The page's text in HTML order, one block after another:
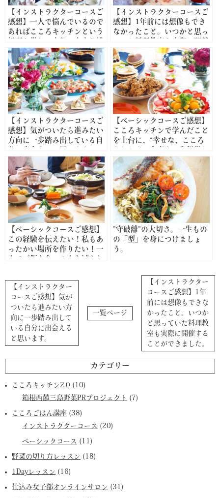
【インストラクターコースご
感想】一人で悩んでいるので
あればこころキッチンという
いてみてください
【インストラクターコースご
感想】1年前には想像もでき
なかったこと。いつかと思っ
することができました。
【インストラクターコースご
感想】気がついたら進みたい
方向に一歩踏み出している自
【ベーシックコースご感想】
こころキッチンで学んだこと
を土台に、“幸せな、こころ
たい”と本気で思います。
【ベーシックコースご感想】
この経験を伝えたい！私もあ
ったかい場所を作りたい！一
きました。
”守破離”の大切さ。一生もの
の「型」を身につけましょ
う。
【インストラクター
コースご感想】気が
ついたら進みたい方
向に一歩踏み出して
いる自分に出会える
と思います。
一覧ページ
【インストラクター
コースご感想】1年
前には想像もできな
かったこと。いつか
と思っていた料理教
室も実際に開催する
ことができました。
カテゴリー
こころキッチン2.0 (10)
箱根西麓三島野菜PRプロジェクト (7)
こころごはん講座 (38)
インストラクターコース (20)
ベーシックコース (11)
野菜の切り方レッスン (18)
1Dayレッスン (16)
仕込み女子部オンラインサロン (31)